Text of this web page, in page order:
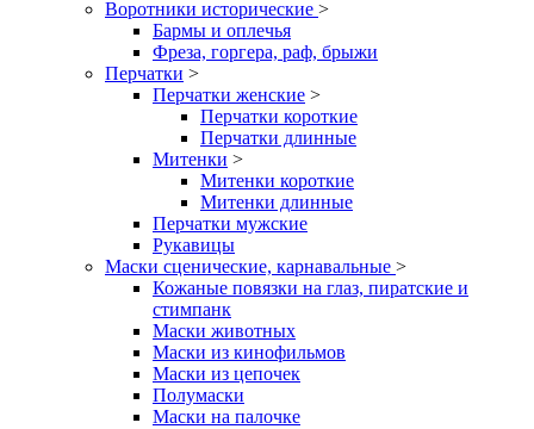
Воротники исторические >
Бармы и оплечья
Фреза, горгера, раф, брыжи
Перчатки >
Перчатки женские >
Перчатки короткие
Перчатки длинные
Митенки >
Митенки короткие
Митенки длинные
Перчатки мужские
Рукавицы
Маски сценические, карнавальные >
Кожаные повязки на глаз, пиратские и
стимпанк
Маски животных
Маски из кинофильмов
Маски из цепочек
Полумаски
Маски на палочке